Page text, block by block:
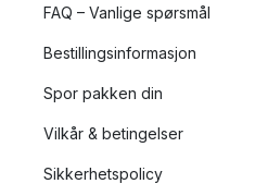
FAQ – Vanlige spørsmål
Bestillingsinformasjon
Spor pakken din
Vilkår & betingelser
Sikkerhetspolicy